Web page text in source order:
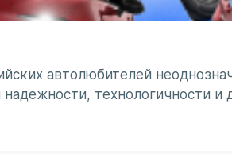
автолюбителей
технологичности